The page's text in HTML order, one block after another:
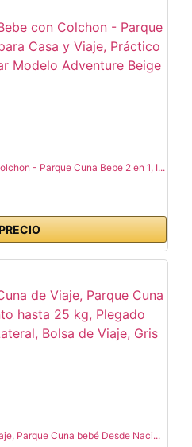
- Parque Cuna Bebe 2 en 1, I...
Parque Cuna bebé Desde Naci...